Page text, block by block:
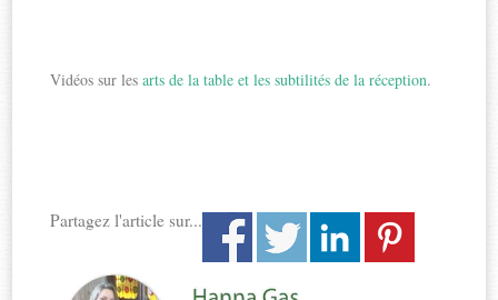
Vidéos sur lesarts de la table et les subtilités de la réception.
Partagez l'article sur...